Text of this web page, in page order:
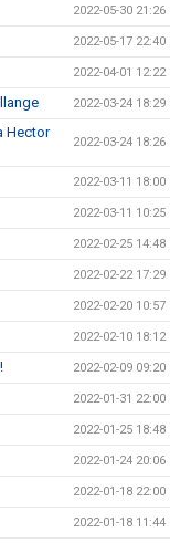
2022-05-30 21:26
2022-05-17 22:40
2022-04-01 12:22
2022-03-24 18:29
Hector
2022-03-24 18:26
2022-03-11 18:00
2022-03-11 10:25
2022-02-25 14:48
2022-02-22 17:29
2022-02-20 10:57
2022-02-10 18:12
2022-02-09 09:20
2022-01-31 22:00
2022-01-25 18:48
2022-01-24 20:06
2022-01-18 22:00
2022-01-18 11:44